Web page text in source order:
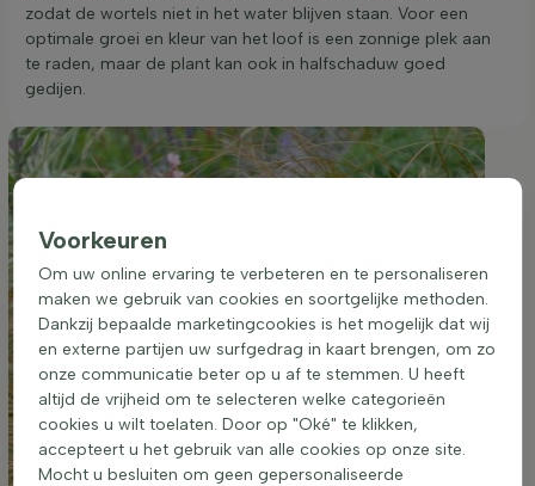
zodat de wortels niet in het water blijven staan. Voor een
optimale groei en kleur van het loof is een zonnige plek aan
te raden, maar de plant kan ook in halfschaduw goed
gedijen.
Voorkeuren
Om uw online ervaring te verbeteren en te personaliseren
maken we gebruik van cookies en soortgelijke methoden.
Dankzij bepaalde marketingcookies is het mogelijk dat wij
en externe partijen uw surfgedrag in kaart brengen, om zo
onze communicatie beter op u af te stemmen. U heeft
altijd de vrijheid om te selecteren welke categorieën
cookies u wilt toelaten. Door op "Oké" te klikken,
accepteert u het gebruik van alle cookies op onze site.
Mocht u besluiten om geen gepersonaliseerde